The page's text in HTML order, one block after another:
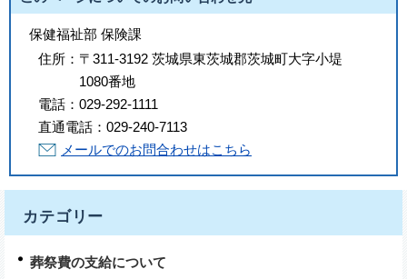
保健福祉部 保険課
住所： 〒311-3192 茨城県東茨城郡茨城町大字小堤
1080番地
電話： 029-292-1111
直通電話： 029-240-7113
メールでのお問合わせはこちら
カテゴリー
葬祭費の支給について